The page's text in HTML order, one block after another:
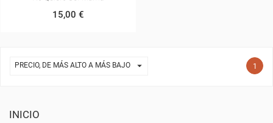
INICIO
15,00 €
PRECIO, DE MÁS ALTO A MÁS BAJO  1